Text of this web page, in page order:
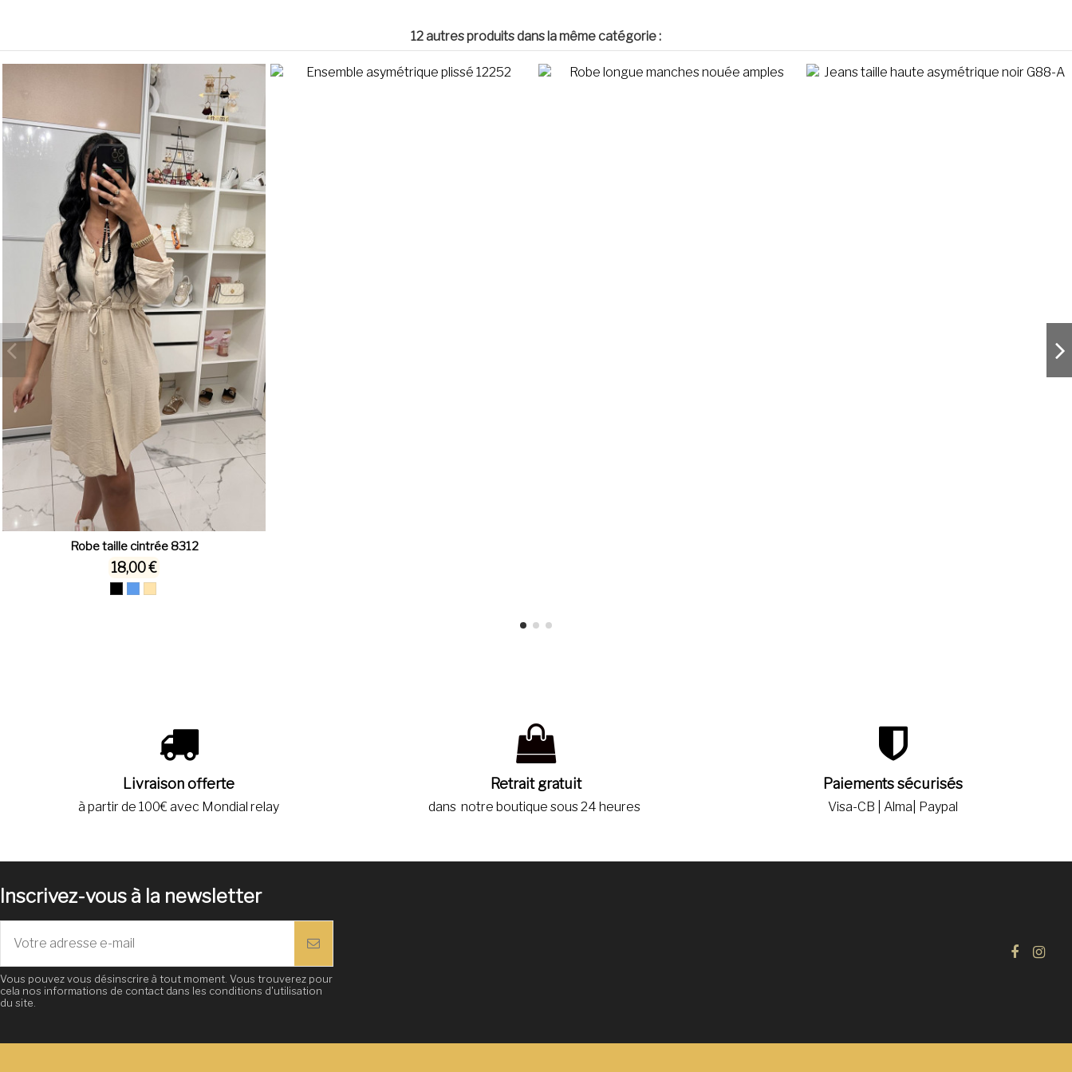
12 autres produits dans la même catégorie :
Robe taille cintrée 8312
18,00 €
Livraison offerte
à partir de 100€ avec Mondial relay
Retrait gratuit
dans notre boutique sous 24 heures
Paiements sécurisés
Visa-CB | Alma| Paypal
Inscrivez-vous à la newsletter
Vous pouvez vous désinscrire à tout moment. Vous trouverez pour
cela nos informations de contact dans les conditions d'utilisation
du site.